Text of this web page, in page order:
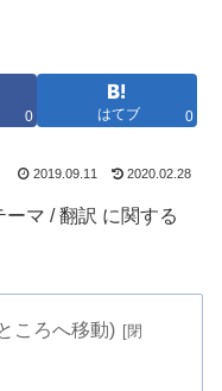
0 はてブ 0
2019.09.11 2020.02.28
マ / 翻訳 に関する
ころへ移動)